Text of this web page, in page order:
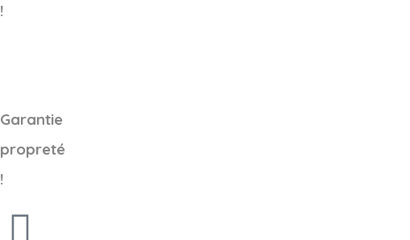
!
Garantie
propreté
!